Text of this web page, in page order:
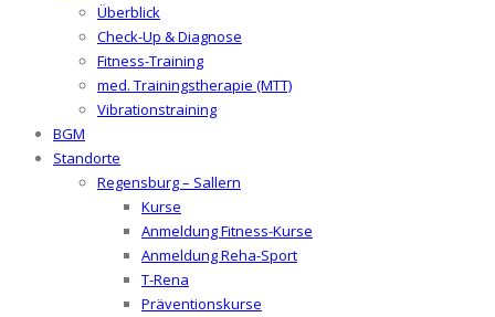
Überblick
Check-Up & Diagnose
Fitness-Training
med. Trainingstherapie (MTT)
Vibrationstraining
BGM
Standorte
Regensburg – Sallern
Kurse
Anmeldung Fitness-Kurse
Anmeldung Reha-Sport
T-Rena
Präventionskurse